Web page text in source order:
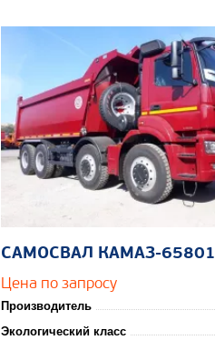
САМОСВАЛ КАМАЗ-65801
Цена по запросу
Производитель
Экологический класс